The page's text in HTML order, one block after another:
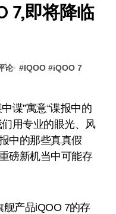
7,即将降临
论 #IQOO #iQOO 7
用专业的眼光、风
中的那些真真假
磅新机当中可能存
舰产品iQOO 7的存